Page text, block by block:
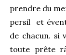
prendre du
persil et
de chacun. si
toute prête